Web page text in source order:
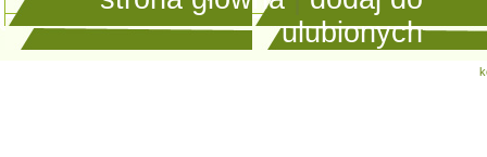
ulubionych